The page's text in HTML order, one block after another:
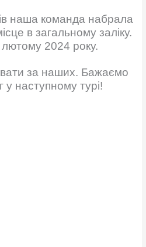
наша команда набрала
в загальному заліку.
лютому 2024 року.
за наших. Бажаємо
наступному турі!